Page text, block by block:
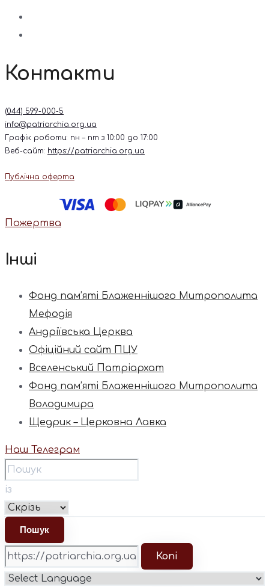
Контакти
(044) 599-000-5
info@patriarchia.org.ua
Графік роботи: пн – пт з 10:00 до 17:00
Веб-сайт: https://patriarchia.org.ua
Публічна оферта
Пожертва
Інші
Фонд пам’яті Блаженнішого Митрополита
Мефодія
Андріївська Церква
Офіційний сайт ПЦУ
Вселенський Патріархат
Фонд пам’яті Блаженнішого Митрополита
Володимира
Щедрик – Церковна Лавка
Наш Телеграм
із
Копі